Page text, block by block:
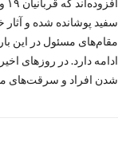
سفید پوشانده شده و
مقام‌های مسئول در این
ادامه دارد. در روزهای
شدن افراد و سرقت‌های